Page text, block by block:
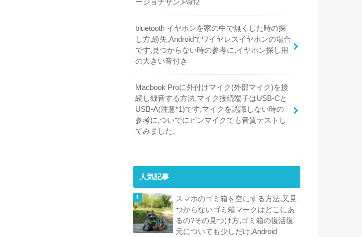
ージョナサン,Part2
bluetooth イヤホンを家の中で無くした時の探
し方,紛失,Androidでワイヤレスイヤホンの場合
です,見つからない時の参考に,イヤホン探し用
の大きい音付き
Macbook Proに外付けマイク(外部マイク)を接
続し録音する方法,マイク接続端子はUSB-Cと
USB-A(注意*1)です,マイクを認識しない時の
参考に,ついでにピンマイクでも音質テストし
てみました。
人気記事
スマホのゴミ箱を空にする方法,又見
つからないゴミ箱マークはどこにあ
るの?その見つけ方,ゴミ箱の復活復
元についても少しだけ,Android